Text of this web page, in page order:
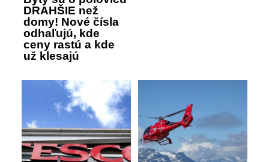
DRAHŠIE než
domy! Nové čísla
odhaľujú, kde
ceny rastú a kde
už klesajú